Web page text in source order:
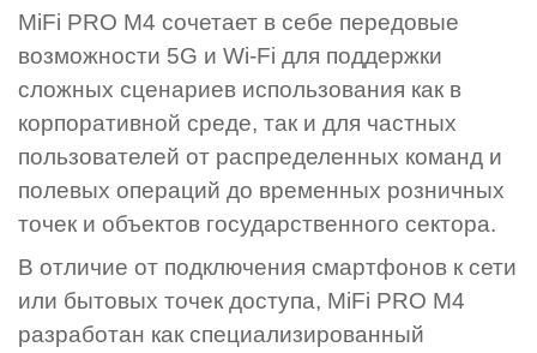
MiFi PRO M4 сочетает в себе передовые
возможности 5G и Wi-Fi для поддержки
сложных сценариев использования как в
корпоративной среде, так и для частных
пользователей от распределенных команд и
полевых операций до временных розничных
точек и объектов государственного сектора.
В отличие от подключения смартфонов к сети
или бытовых точек доступа, MiFi PRO M4
разработан как специализированный